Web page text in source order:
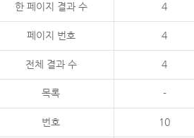
한 페이지 결과 수 4
페이지 번호 4
전체 결과 수 4
목록 -
번호 10